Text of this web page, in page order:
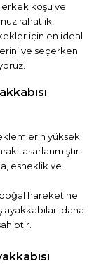
koşu ve
rahatlık,
için en ideal
ve seçerken
yüksek
tasarlanmıştır.
esneklik ve
doğal hareketine
daha